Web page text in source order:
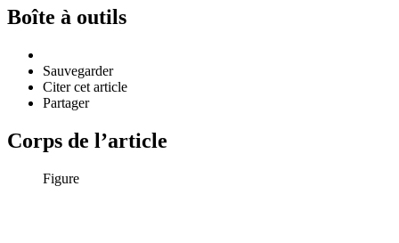
Boîte à outils
Sauvegarder
Citer cet article
Partager
Corps de l’article
Figure